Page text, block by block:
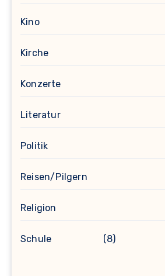
Kino
Kirche
Konzerte
Literatur
Politik
Reisen/Pilgern
Religion
Schule (8)